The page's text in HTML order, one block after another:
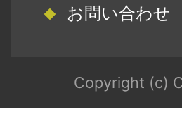
お問い合わせ
Copyright (c)